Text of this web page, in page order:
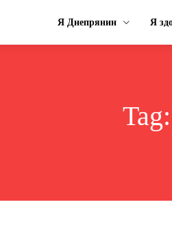
Я Днепрянин Я
Tag: